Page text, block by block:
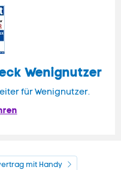
Wenignutzer
für Wenignutzer.
mit Handy